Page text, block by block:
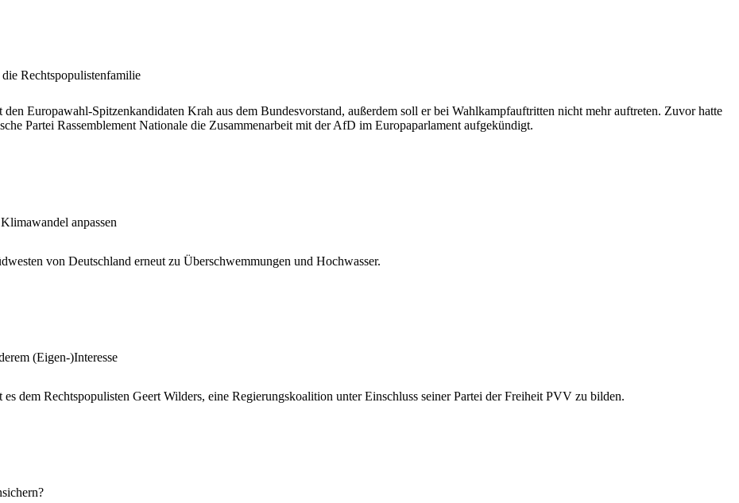
Rechtspopulistenfamilie
Europawahl-Spitzenkandidaten Krah aus dem Bundesvorstand, außerdem soll er bei Wahlkampfauftritten nicht mehr auftreten. Zuvor hatte
Partei Rassemblement Nationale die Zusammenarbeit mit der AfD im Europaparlament aufgekündigt.
anpassen
von Deutschland erneut zu Überschwemmungen und Hochwasser.
(Eigen-)Interesse
dem Rechtspopulisten Geert Wilders, eine Regierungskoalition unter Einschluss seiner Partei der Freiheit PVV zu bilden.